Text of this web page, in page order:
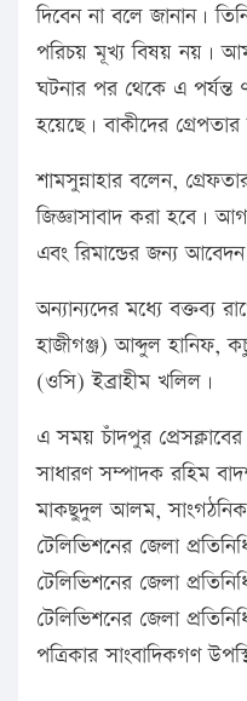
দিবেন না বলে জানান।
পরিচয় মূখ্য বিষয় নয়।
ঘটনার পর থেকে এ
হয়েছে। বাকীদের
শামসুন্নাহার বলেন,
জিজ্ঞাসাবাদ করা হবে।
এবং রিমান্ডের জন্য
অন্যান্যদের মধ্যে বক্তব্য
হাজীগঞ্জ) আব্দুল হানিফ,
(ওসি) ইব্রাহীম খলিল।
এ সময় চাঁদপুর
সাধারণ সম্পাদক রহিম
মাকছুদুল আলম, সাংগঠনিক
টেলিভিশনের জেলা
টেলিভিশনের জেলা
টেলিভিশনের জেলা
পত্রিকার সাংবাদিকগণ